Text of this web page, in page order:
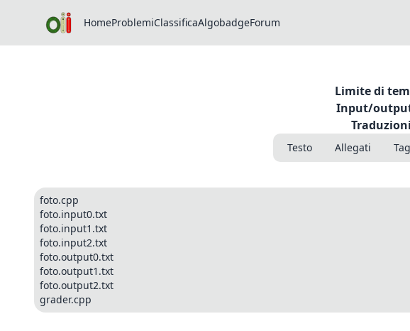
HomeProblemiClassificaAlgobadgeForum
Limite di
Input/
Testo Allegati Tag
foto.cpp
foto.input0.txt
foto.input1.txt
foto.input2.txt
foto.output0.txt
foto.output1.txt
foto.output2.txt
grader.cpp